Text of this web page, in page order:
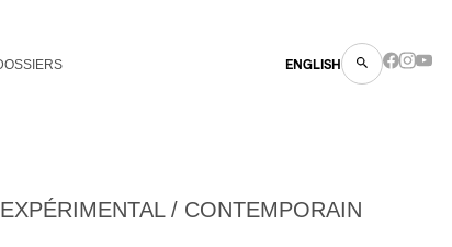
ENGLISH
EXPÉRIMENTAL / CONTEMPORAIN